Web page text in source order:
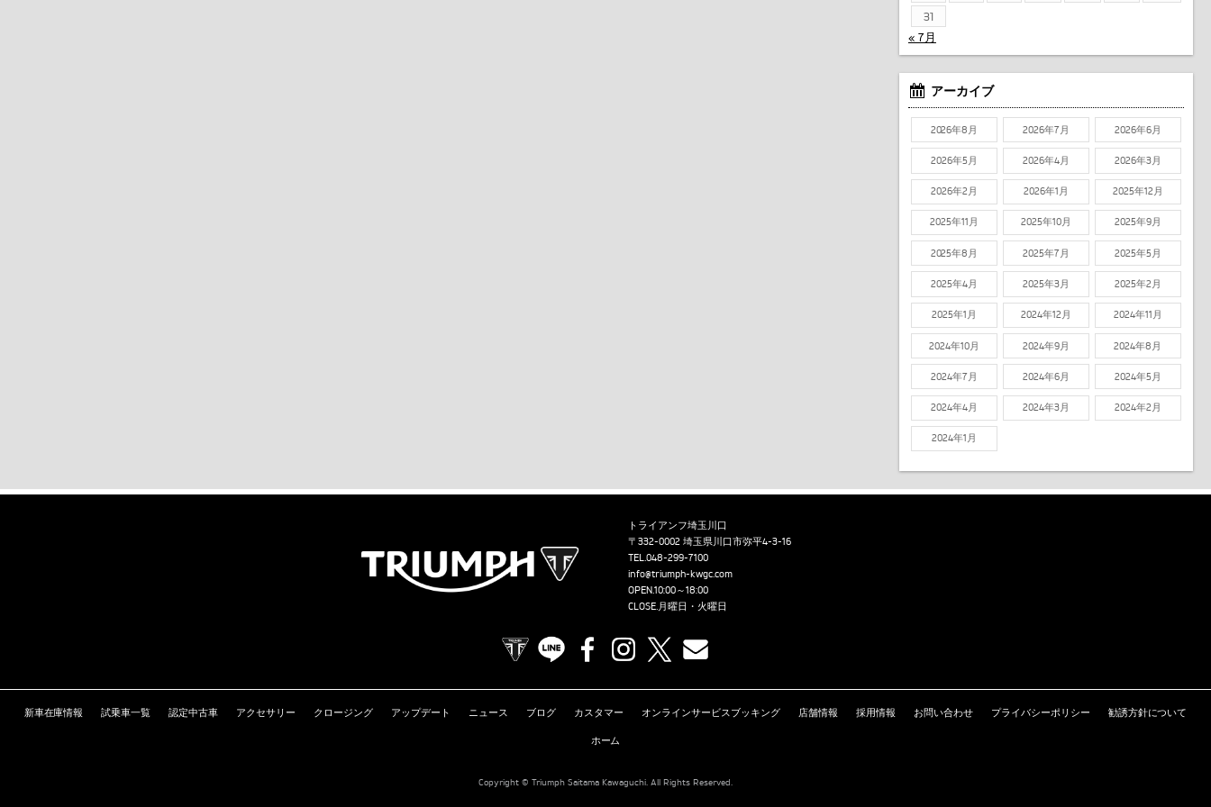
31
« 7月
アーカイブ
2026年8月 2026年7月 2026年6月
2026年5月 2026年4月 2026年3月
2026年2月 2026年1月 2025年12月
2025年11月 2025年10月 2025年9月
2025年8月 2025年7月 2025年5月
2025年4月 2025年3月 2025年2月
2025年1月 2024年12月 2024年11月
2024年10月 2024年9月 2024年8月
2024年7月 2024年6月 2024年5月
2024年4月 2024年3月 2024年2月
2024年1月
トライアンフ埼玉川口
〒332-0002 埼玉県川口市弥平4-3-16
TEL.048-299-7100
info@triumph-kwgc.com
OPEN.10:00～18:00
CLOSE.月曜日・火曜日
TRIUMPH OFFICIAL SITE
LINE FacebookInstagram
新車在庫情報 試乗車一覧 認定中古車 アクセサリー クロージング アップデート ニュース ブログ カスタマー オンラインサービスブッキング 店舗情報 採用情報 お問い合わせ プライバシーポリシー 勧誘方針について
ホーム
Copyright © Triumph Saitama Kawaguchi. All Rights Reserved.